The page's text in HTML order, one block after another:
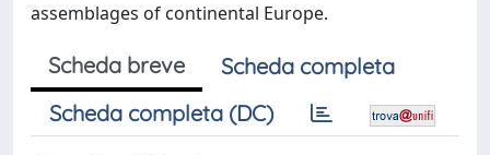
assemblages of continental Europe.
Scheda breve
Scheda completa
Scheda completa (DC)